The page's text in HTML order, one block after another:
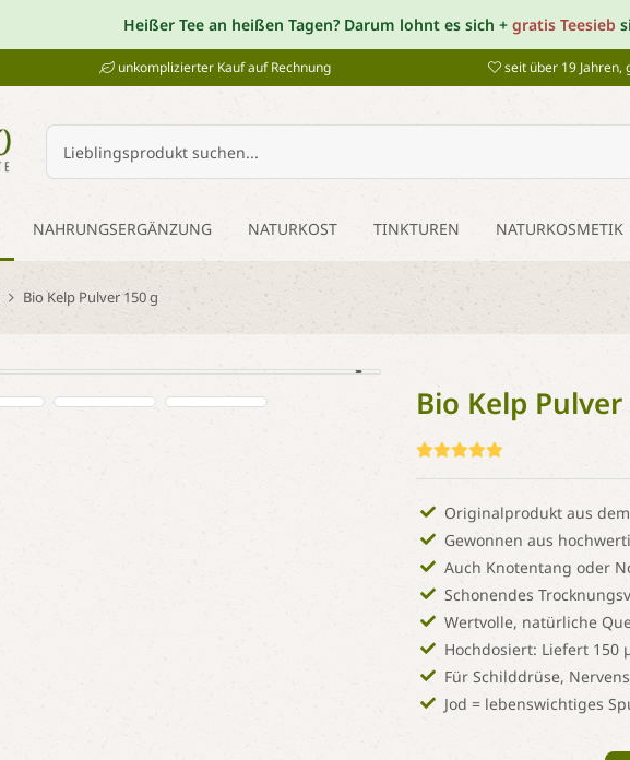
Heißer Tee an heißen Tagen? Darum lohnt es sich + gratis Teesieb
unkomplizierter Kauf auf Rechnung seit über 19 Jahren,
NAHRUNGSERGÄNZUNG NATURKOST TINKTUREN NATURKOSMETIK
Bio Kelp Pulver 150 g
Bio Kelp Pulver
Originalprodukt aus
Gewonnen aus
Auch Knotentang oder
Schonendes
Wertvolle, natürliche
Hochdosiert: Liefert 150
Für Schilddrüse,
Jod = lebenswichtiges